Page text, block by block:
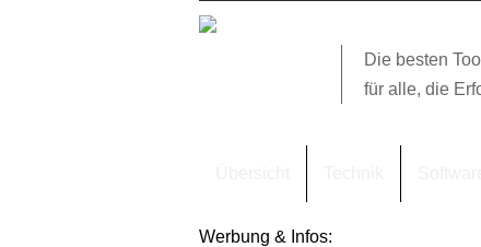
Die besten
für alle, die
Werbung & Infos: